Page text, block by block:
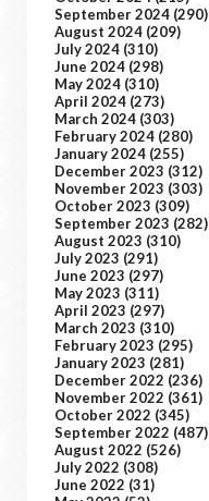
September 2024 (290)
August 2024 (209)
July 2024 (310)
June 2024 (298)
May 2024 (310)
April 2024 (273)
March 2024 (303)
February 2024 (280)
January 2024 (255)
December 2023 (312)
November 2023 (303)
October 2023 (309)
September 2023 (282)
August 2023 (310)
July 2023 (291)
June 2023 (297)
May 2023 (311)
April 2023 (297)
March 2023 (310)
February 2023 (295)
January 2023 (281)
December 2022 (236)
November 2022 (361)
October 2022 (345)
September 2022 (487)
August 2022 (526)
July 2022 (308)
June 2022 (31)